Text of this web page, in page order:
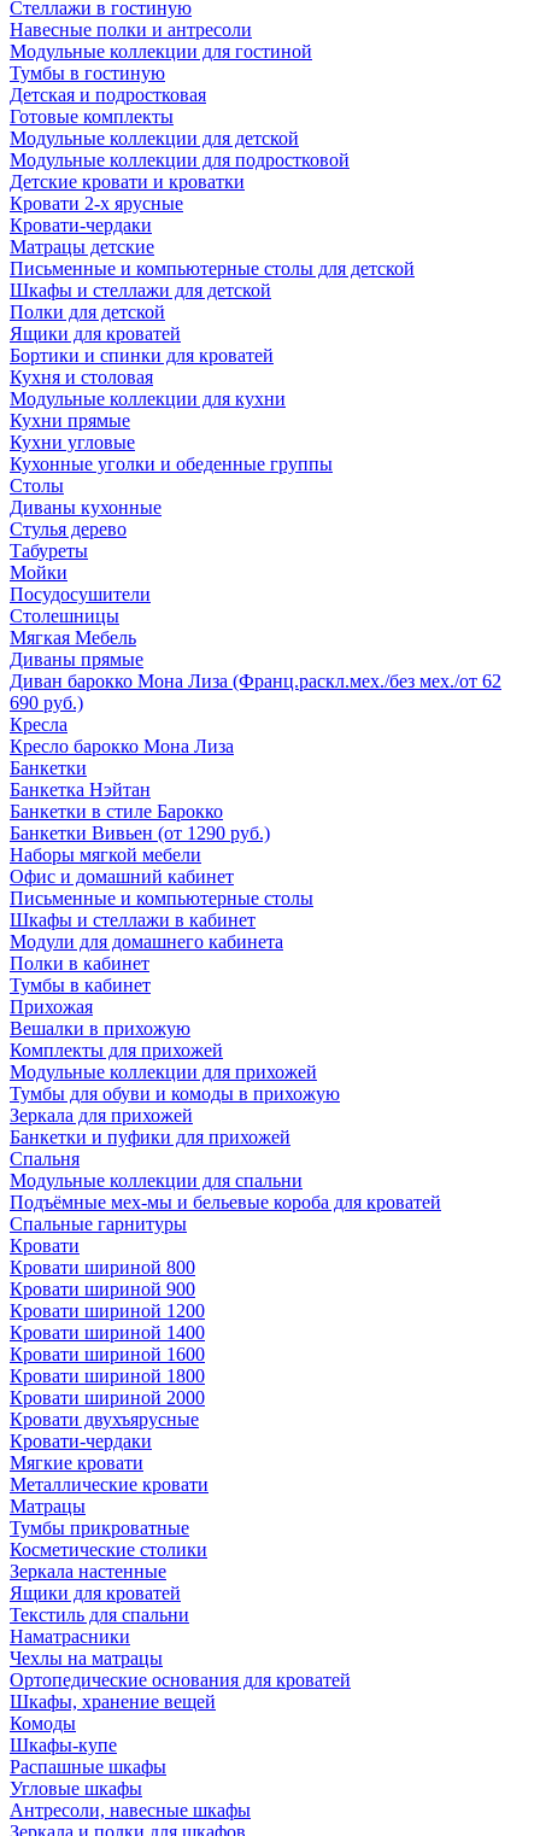
Стеллажи в гостиную
Навесные полки и антресоли
Модульные коллекции для гостиной
Тумбы в гостиную
Детская и подростковая
Готовые комплекты
Модульные коллекции для детской
Модульные коллекции для подростковой
Детские кровати и кроватки
Кровати 2-х ярусные
Кровати-чердаки
Матрацы детские
Письменные и компьютерные столы для детской
Шкафы и стеллажи для детской
Полки для детской
Ящики для кроватей
Бортики и спинки для кроватей
Кухня и столовая
Модульные коллекции для кухни
Кухни прямые
Кухни угловые
Кухонные уголки и обеденные группы
Столы
Диваны кухонные
Стулья дерево
Табуреты
Мойки
Посудосушители
Столешницы
Мягкая Мебель
Диваны прямые
Диван барокко Мона Лиза (Франц.раскл.мех./без мех./от 62
690 руб.)
Кресла
Кресло барокко Мона Лиза
Банкетки
Банкетка Нэйтан
Банкетки в стиле Барокко
Банкетки Вивьен (от 1290 руб.)
Наборы мягкой мебели
Офис и домашний кабинет
Письменные и компьютерные столы
Шкафы и стеллажи в кабинет
Модули для домашнего кабинета
Полки в кабинет
Тумбы в кабинет
Прихожая
Вешалки в прихожую
Комплекты для прихожей
Модульные коллекции для прихожей
Тумбы для обуви и комоды в прихожую
Зеркала для прихожей
Банкетки и пуфики для прихожей
Спальня
Модульные коллекции для спальни
Подъёмные мех-мы и бельевые короба для кроватей
Спальные гарнитуры
Кровати
Кровати шириной 800
Кровати шириной 900
Кровати шириной 1200
Кровати шириной 1400
Кровати шириной 1600
Кровати шириной 1800
Кровати шириной 2000
Кровати двухъярусные
Кровати-чердаки
Мягкие кровати
Металлические кровати
Матрацы
Тумбы прикроватные
Косметические столики
Зеркала настенные
Ящики для кроватей
Текстиль для спальни
Наматрасники
Чехлы на матрацы
Ортопедические основания для кроватей
Шкафы, хранение вещей
Комоды
Шкафы-купе
Распашные шкафы
Угловые шкафы
Антресоли, навесные шкафы
Зеркала и полки для шкафов